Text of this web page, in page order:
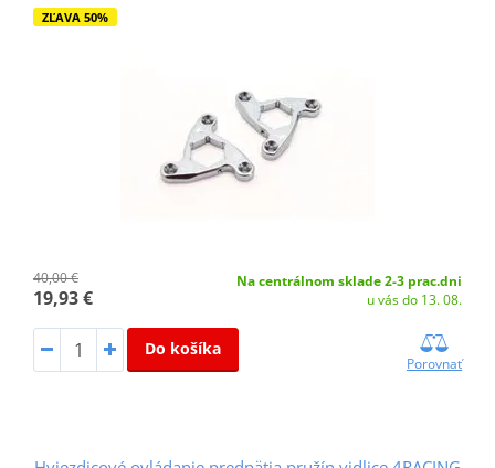
ZĽAVA 50%
40,00 €
19,93 €
Na centrálnom sklade 2-3 prac.dni
u vás do 13. 08.
Do košíka
Porovnať